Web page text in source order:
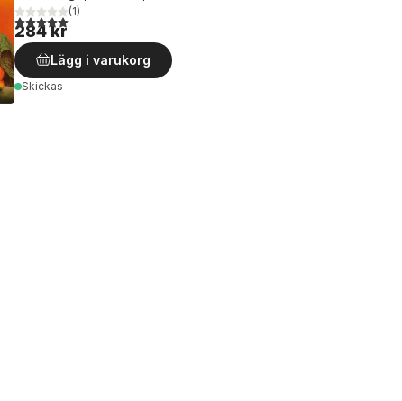
5,0utav 5 stjärnor. Totalt antal röster:
(1)
284 kr
Lägg i varukorg
Skickas